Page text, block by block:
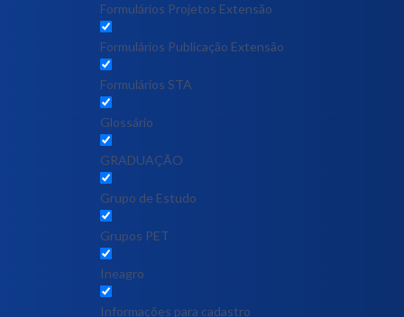
Formulários Projetos Extensão
Formulários Publicação Extensão
Formulários STA
Glossário
GRADUAÇÃO
Grupo de Estudo
Grupos PET
Ineagro
Informações para cadastro